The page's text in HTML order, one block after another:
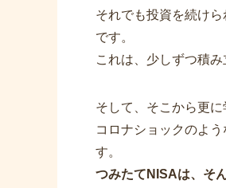
それでも投資を続け
です。
これは、少しずつ積
そして、そこから更に
コロナショックのよ
す。
つみたてNISAは、そ